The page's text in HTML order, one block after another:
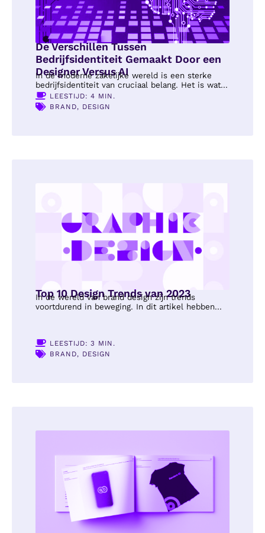
De Verschillen Tussen
Bedrijfsidentiteit Gemaakt Door een
Designer Versus AI
In de moderne zakelijke wereld is een sterke
bedrijfsidentiteit van cruciaal belang. Het is wat...
LEESTIJD: 4 MIN.
BRAND, DESIGN
Top 10 Design Trends van 2023
In de wereld van brand design zijn trends
voortdurend in beweging. In dit artikel hebben...
LEESTIJD: 3 MIN.
BRAND, DESIGN